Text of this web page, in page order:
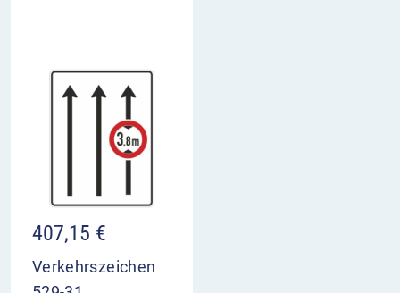
407,15 €
Verkehrszeichen